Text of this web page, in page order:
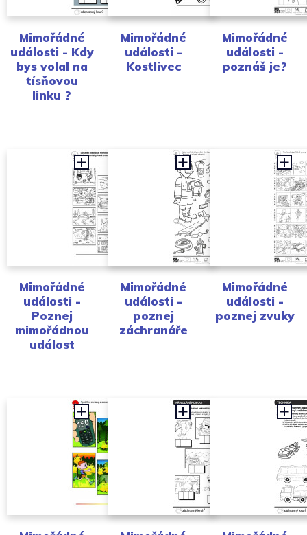
Mimořádné
události - Kdy
bys volal na
tísňovou
linku ?
Mimořádné
události -
Kostlivec
Mimořádné
události -
poznáš je?
Mimořádné
události -
Poznej
mimořádnou
událost
Mimořádné
události -
poznej
záchranáře
Mimořádné
události -
poznej zvuky